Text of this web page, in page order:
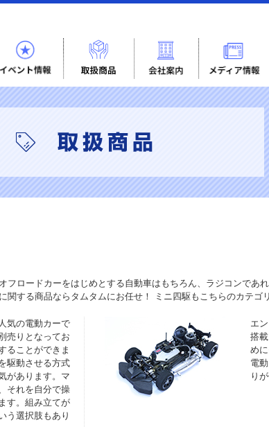
ロードカーをはじめとする自動車はもちろん、ラジコンであ
する商品ならタムタムにお任せ！ ミニ四駆もこちらのカテゴ
気の電動カーで
売りとなってお
ることができま
駆動させる方式
があります。マ
それを自分で操
す。組み立てが
う選択肢もあり
エ
搭
め
電
り